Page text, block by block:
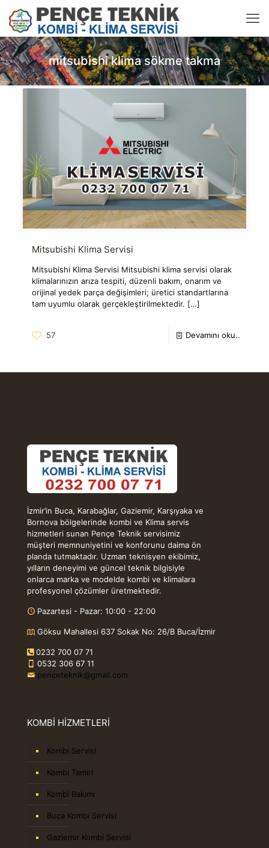
mitsubishi klima sökme takma
Mitsubishi Klima Servisi
Mitsubishi Klima Servisi Mitsubishi klima servisi olarak
klimalarınızın arıza tespiti, düzenli bakım, onarım ve
orijinal yedek parça değişimleri; üretici standartlarına
tam uyumlu olarak gerçekleştirilmektedir. […]
57 Devamını oku..
İzmir’in Buca, Karabağlar, Gaziemir, Karşıyaka ve
Bornova bölgelerinde kombi ve Klima servis
hizmetleri sunan Pençe Teknik servisimiz
müşteri memnuniyetini ve konforunu daima ön
planda tutmaktadır. Uzman teknisyen ekibimiz,
yılların deneyimi ve güncel teknik bilgisiyle
onlarca marka ve modelde kombi ve klimalara
profesyonel çözümler üretmektedir.
Pazartesi - Pazar: 10:00 - 22:00
Göksu Mahallesi 637 Sokak No: 26/B Buca/İzmir
0232 700 07 71
0532 306 67 11
penceteknik@gmail.com
KOMBİ HİZMETLERİ
Kombi Servisi
Kombi Tamiri
Kombi Bakımı
Buca Kombi Servisi
Gaziemir Kombi Servisi